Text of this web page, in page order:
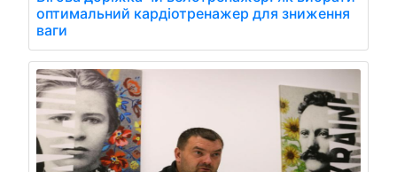
оптимальний кардіотренажер для зниження
ваги